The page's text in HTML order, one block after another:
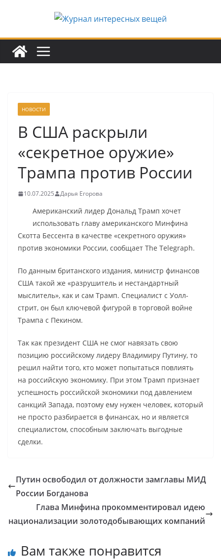
НОВОСТИ
В США раскрыли
«секретное оружие»
Трампа против России
10.07.2025 Дарья Егорова
Американский лидер Дональд Трамп хочет
использовать главу американского Минфина
Скотта Бессента в качестве «секретного оружия»
против экономики России, сообщает The Telegraph.
По данным британского издания, министр финансов
США такой же «разрушитель и нестандартный
мыслитель», как и сам Трамп. Специалист с Уолл-
стрит, он был ключевой фигурой в торговой войне
Трампа с Пекином.
Так как президент США не смог навязать свою
позицию российскому лидеру Владимиру Путину, то
решил найти того, кто может попытаться повлиять
на российскую экономику. При этом Трамп признает
успешность российской экономики под давлением
санкций Запада, поэтому ему нужен человек, который
не просто разбирается в финансах, но и является
специалистом, способным заключать выгодные
сделки.
Путин освободил от должности замглавы МИД
России Богданова
Глава Минфина прокомментировал идею
национализации золотодобывающих компаний
Вам также понравится